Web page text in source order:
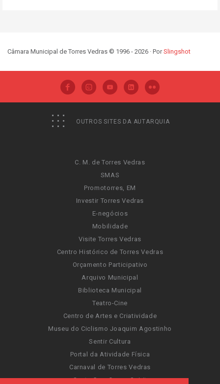
Câmara Municipal de Torres Vedras © 1996 - 2026 · PorSlingshot
OUTROS SITES DA AUTARQUIA
C. M. de Torres Vedras
SMAS
Promotorres, EM
Investir Torres Vedras
E-negócios
Mobilidade
Visite Torres Vedras
Centro Histórico de Torres Vedras
Orçamento Participativo
Arquivo Municipal
Biblioteca Municipal
Teatro-Cine
Centro de Artes e Criatividade
Museu do Ciclismo Joaquim Agostinho
Sentir Cultura
Portal da Atividade Física
Carnaval de Torres Vedras
Santa Cruz Ocean Spirit